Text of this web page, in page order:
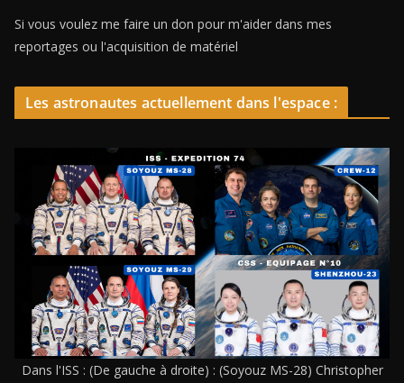
Si vous voulez me faire un don pour m'aider dans mes
reportages ou l'acquisition de matériel
Les astronautes actuellement dans l'espace :
Dans l'ISS : (De gauche à droite) : (Soyouz MS-28) Christopher